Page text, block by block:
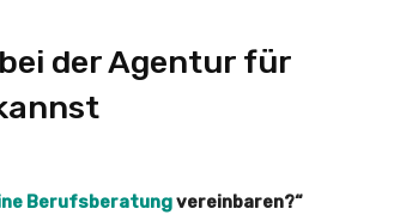
der Agentur für
Berufsberatungvereinbaren?“